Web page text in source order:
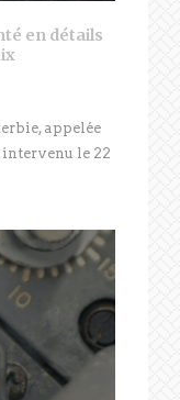
en détails
appelée
intervenu le 22